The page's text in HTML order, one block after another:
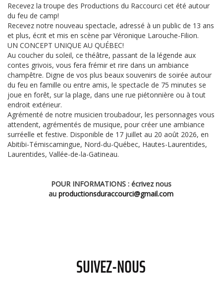
Recevez la troupe des Productions du Raccourci cet été autour
du feu de camp!
Recevez notre nouveau spectacle, adressé à un public de 13 ans
et plus, écrit et mis en scène par Véronique Larouche-Filion.
UN CONCEPT UNIQUE AU QUÉBEC!
Au coucher du soleil, ce théâtre, passant de la légende aux
contes grivois, vous fera frémir et rire dans un ambiance
champêtre. Digne de vos plus beaux souvenirs de soirée autour
du feu en famille ou entre amis, le spectacle de 75 minutes se
joue en forêt, sur la plage, dans une rue piétonnière ou à tout
endroit extérieur.
Agrémenté de notre musicien troubadour, les personnages vous
attendent, agrémentés de musique, pour créer une ambiance
surréelle et festive. Disponible de 17 juillet au 20 août 2026, en
Abitibi-Témiscamingue, Nord-du-Québec, Hautes-Laurentides,
Laurentides, Vallée-de-la-Gatineau.
POUR INFORMATIONS : écrivez nous
au productionsduraccourci@gmail.com
SUIVEZ-NOUS